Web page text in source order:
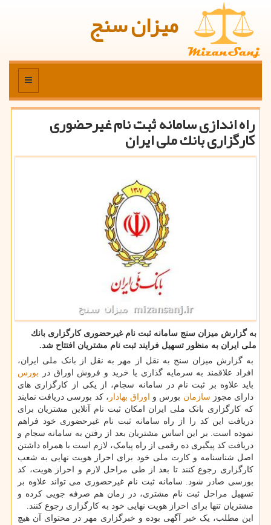
میزان سنج
منو
راه اندازی سامانه ثبت نام غیرحضوری
كارگزاری بانك ملی ایران
به گزارش میزان سنج سامانه ثبت نام غیرحضوری كارگزاری بانك
ملی ایران به منظور تسهیل فرایند ثبت نام مشتریان افتتاح شد.
به گزارش میزان سنج به نقل از مهر به نقل از بانک ملی ایران،
افراد علاقمند به سرمایه گذاری یا خرید و فروش اوراق در بورس
باید علاوه بر ثبت نام در سامانه سجام، از یکی از کارگزاری های
دارای مجوز سازمان بورس و اوراق بهادار ، کد بورسی دریافت نمایند
که کارگزاری بانک ملی ایران امکان ثبت نام آنلاین مشتریان برای
دریافت این کد را از راه سامانه ثبت نام غیرحضوری خود فراهم
نموده است. بر این اساس مشتریان بعد از رفتن به سامانه سجام و
دریافت کد پیگیری ده رقمی از راه پیامک، لازم است با همراه داشتن
اصل شناسنامه و کارت ملی خود برای احراز هویت نهایی به شعب
کارگزاری رجوع کنند تا بعد از طی مراحل لازم و احراز هویت، کد
بورسی صادر شود. سامانه ثبت نام غیرحضوری می تواند علاوه بر
تسهیل مراحل ثبت نام مشتری، در زمان هم صرفه جویی کرده و
مشتریان تنها برای احراز هویت نهایی خود به کارگزاری رجوع کنند.
این مطلب، یک خبر آگهی بوده و خبرگزاری مهر در محتوای آن هیچ